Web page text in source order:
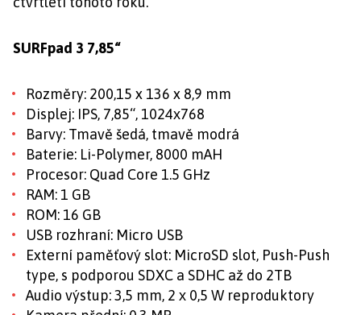
SURFpad 3 7,85“
Rozměry: 200,15 x 136 x 8,9 mm
Displej: IPS, 7,85“, 1024х768
Barvy: Tmavě šedá, tmavě modrá
Baterie: Li-Polymer, 8000 mAH
Procesor: Quad Core 1.5 GHz
RAM: 1 GB
ROM: 16 GB
USB rozhraní: Micro USB
Externí paměťový slot: MicroSD slot, Push-Push
type, s podporou SDXC a SDHC až do 2TB
Audio výstup: 3,5 mm, 2 х 0,5 W reproduktory